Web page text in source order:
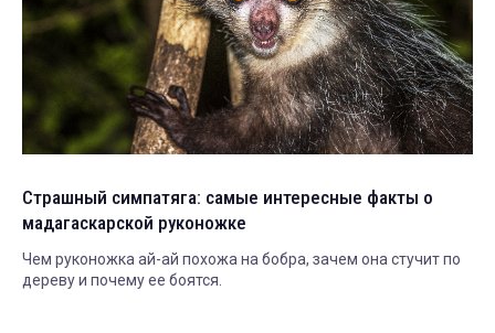
Страшный симпатяга: самые интересные факты о
мадагаскарской руконожке
Чем руконожка ай-ай похожа на бобра, зачем она стучит по
дереву и почему ее боятся.